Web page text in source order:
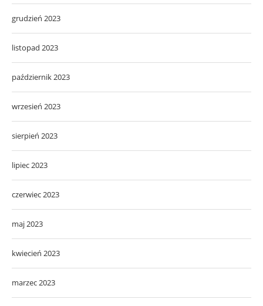
grudzień 2023
listopad 2023
październik 2023
wrzesień 2023
sierpień 2023
lipiec 2023
czerwiec 2023
maj 2023
kwiecień 2023
marzec 2023